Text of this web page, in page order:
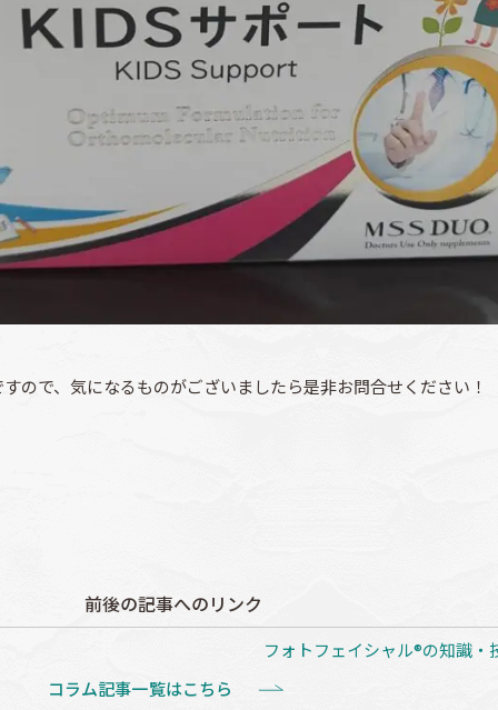
ので、気になるものがございましたら是非お問合せください！
前後の記事へのリンク
フォトフェイシャル®の知識・
コラム記事一覧はこちら